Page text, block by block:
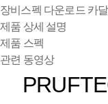
장비스펙 다운로드 카
제품 상세 설명
제품 스펙
관련 동영상